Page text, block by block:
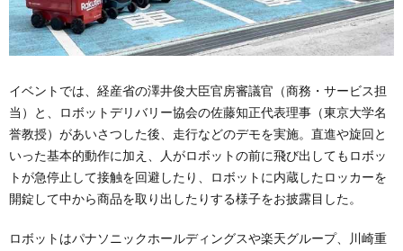
イベントでは、経産省の澤井俊大臣官房審議官（商務・サービス担
当）と、ロボットデリバリー協会の佐藤知正代表理事（東京大学名
誉教授）があいさつした後、走行などのデモを実施。直進や旋回と
いった基本的動作に加え、人がロボットの前に飛び出してもロボッ
トが急停止して接触を回避したり、ロボットに内蔵したロッカーを
開錠して中から商品を取り出したりする様子をお披露目した。
ロボットはパナソニックホールディングスや楽天グループ、川崎重